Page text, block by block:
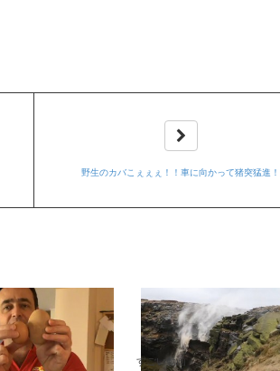
野生のカバこぇぇぇ！！車に向かって猪突猛進！
すごい動画